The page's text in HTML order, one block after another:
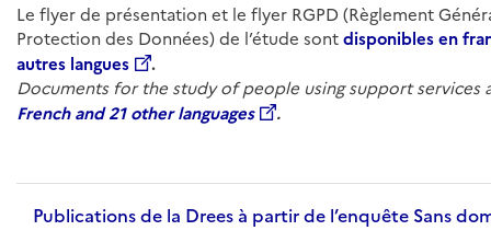
Le flyer de présentation et le flyer RGPD (Règlement
Protection des Données) de l’étude sontdisponibles en
autres langues
.
Documents for the study of people using support services
French and 21 other languages
.
Publications de la Drees à partir de l’enquête Sans